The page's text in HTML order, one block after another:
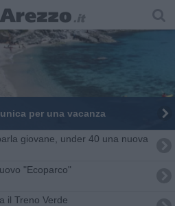
per una vacanza
giovane, under 40 una nuova
"Ecoparco"
il Treno Verde